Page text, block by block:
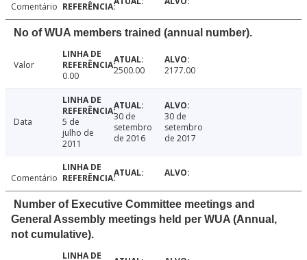
Comentário
No of WUA members trained (annual number).
Valor
0.00
2500.00 2177.00
Data
5 de
julho de
2011
30 de
setembro
de 2016
30 de
setembro
de 2017
Comentário
Number of Executive Committee meetings and
General Assembly meetings held per WUA (Annual,
not cumulative).